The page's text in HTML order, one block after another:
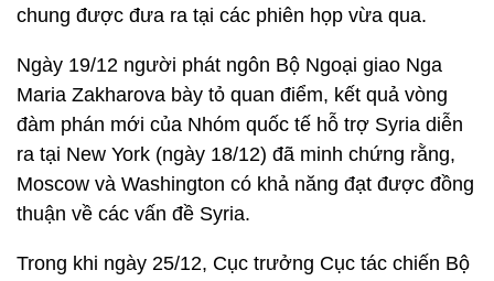
chung được đưa ra tại các phiên họp vừa qua.
Ngày 19/12 người phát ngôn Bộ Ngoại giao Nga
Maria Zakharova bày tỏ quan điểm, kết quả vòng
đàm phán mới của Nhóm quốc tế hỗ trợ Syria diễn
ra tại New York (ngày 18/12) đã minh chứng rằng,
Moscow và Washington có khả năng đạt được đồng
thuận về các vấn đề Syria.
Trong khi ngày 25/12, Cục trưởng Cục tác chiến Bộ